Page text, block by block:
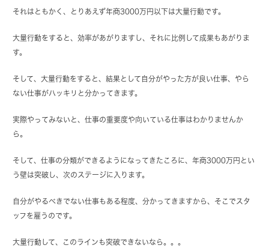
それはともかく、とりあえず年商3000万円以下は大量行動です。
大量行動をすると、効率があがりますし、それに比例して成果もあがりま
す。
そして、大量行動をすると、結果として自分がやった方が良い仕事、やら
ない仕事がハッキリと分かってきます。
実際やってみないと、仕事の重要度や向いている仕事はわかりませんか
ら。
そして、仕事の分類ができるようになってきたころに、年商3000万円とい
う壁は突破し、次のステージに入ります。
自分がやるべきでない仕事もある程度、分かってきますから、そこでスタ
ッフを雇うのです。
大量行動して、このラインも突破できないなら。。。